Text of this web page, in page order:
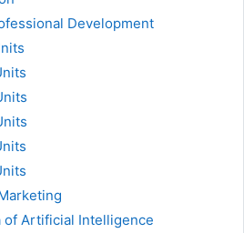
Development
of Artificial Intelligence